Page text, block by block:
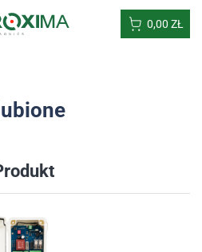
0,00 ZŁ